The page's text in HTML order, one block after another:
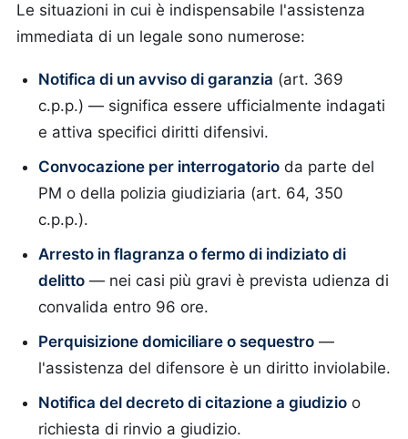
Le situazioni in cui è indispensabile l'assistenza
immediata di un legale sono numerose:
Notifica di un avviso di garanzia (art. 369
c.p.p.) — significa essere ufficialmente indagati
e attiva specifici diritti difensivi.
Convocazione per interrogatorio da parte del
PM o della polizia giudiziaria (art. 64, 350
c.p.p.).
Arresto in flagranza o fermo di indiziato di
delitto — nei casi più gravi è prevista udienza di
convalida entro 96 ore.
Perquisizione domiciliare o sequestro —
l'assistenza del difensore è un diritto inviolabile.
Notifica del decreto di citazione a giudizio o
richiesta di rinvio a giudizio.